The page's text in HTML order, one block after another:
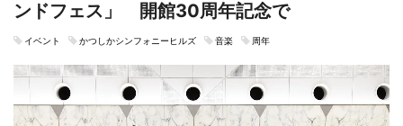
ンドフェス」 開館30周年記念で
イベント かつしかシンフォニーヒルズ 音楽 周年